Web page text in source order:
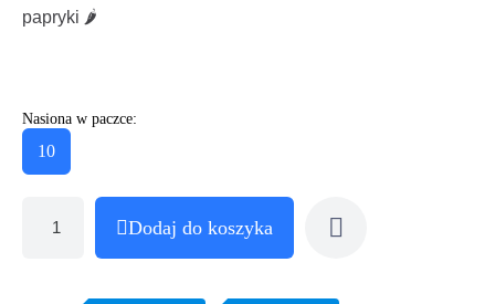
papryki 🌶️
Nasiona w paczce:
10
Dodaj do koszyka